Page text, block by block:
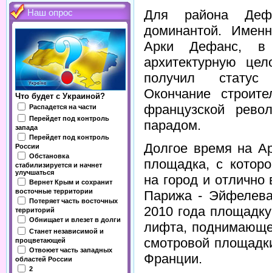
Наш опрос
Что будет с Украиной?
Распадется на части
Перейдет под контроль
запада
Перейдет под контроль
России
Обстановка
стабилизируется и начнет
улучшаться
Вернет Крым и сохранит
восточные территории
Потеряет часть восточных
территорий
Обнищает и влезет в долги
Станет независимой и
процветающей
Отвоюет часть западных
областей России
2
Для района
доминантой.
Арки Дефанс, в
архитектурную
получил статус
Окончание
французской
парадом.
Долгое время на
площадка, с
на город и отлично
Парижа -
2010 года
лифта,
смотровой
Франции.